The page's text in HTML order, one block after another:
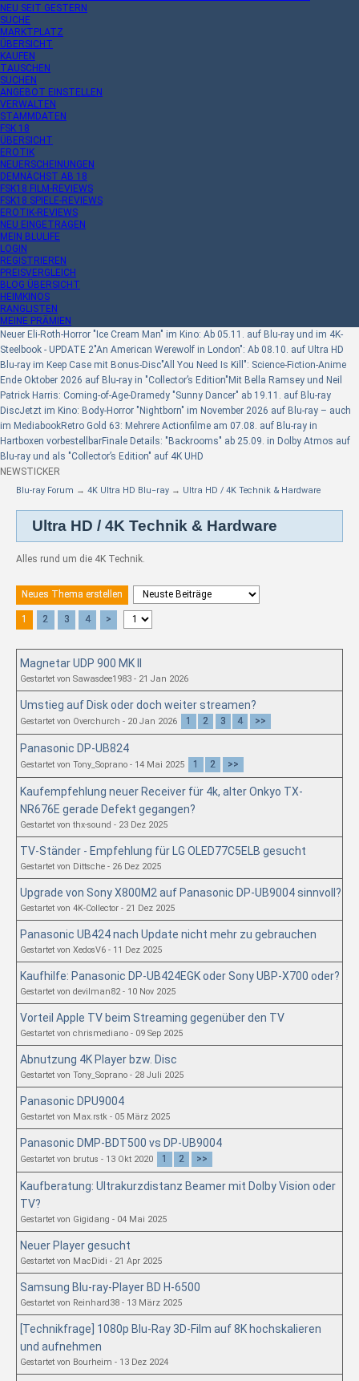
NEU SEIT GESTERN
SUCHE
MARKTPLATZ
ÜBERSICHT
KAUFEN
TAUSCHEN
SUCHEN
ANGEBOT EINSTELLEN
VERWALTEN
STAMMDATEN
FSK 18
ÜBERSICHT
EROTIK
NEUERSCHEINUNGEN
DEMNÄCHST AB 18
FSK18 FILM-REVIEWS
FSK18 SPIELE-REVIEWS
EROTIK-REVIEWS
NEU EINGETRAGEN
MEIN BLULIFE
LOGIN
REGISTRIEREN
PREISVERGLEICH
BLOG ÜBERSICHT
HEIMKINOS
RANGLISTEN
MEINE PRÄMIEN
Neuer Eli-Roth-Horror "Ice Cream Man" im Kino: Ab 05.11. auf Blu-ray und im 4K-
Steelbook - UPDATE 2"An American Werewolf in London": Ab 08.10. auf Ultra HD
Blu-ray im Keep Case mit Bonus-Disc"All You Need Is Kill": Science-Fiction-Anime
Ende Oktober 2026 auf Blu-ray in "Collector’s Edition" Mit Bella Ramsey und Neil
Patrick Harris: Coming-of-Age-Dramedy "Sunny Dancer" ab 19.11. auf Blu-ray
DiscJetzt im Kino: Body-Horror "Nightborn" im November 2026 auf Blu-ray – auch
im MediabookRetro Gold 63: Mehrere Actionfilme am 07.08. auf Blu-ray in
Hartboxen vorbestellbarFinale Details: "Backrooms" ab 25.09. in Dolby Atmos auf
Blu-ray und als "Collector’s Edition" auf 4K UHD
NEWSTICKER
Blu-ray Forum → 4K Ultra HD Blu−ray → Ultra HD / 4K Technik & Hardware
Ultra HD / 4K Technik & Hardware
Alles rund um die 4K Technik.
Neues Thema erstellen
1 2 3 4 >
Magnetar UDP 900 MK II
Gestartet von Sawasdee1983 - 21 Jan 2026
Umstieg auf Disk oder doch weiter streamen?
Gestartet von Overchurch - 20 Jan 2026 1 2 3 4 >>
Panasonic DP-UB824
Gestartet von Tony_Soprano - 14 Mai 2025 1 2 >>
Kaufempfehlung neuer Receiver für 4k, alter Onkyo TX-
NR676E gerade Defekt gegangen?
Gestartet von thx-sound - 23 Dez 2025
TV-Ständer - Empfehlung für LG OLED77C5ELB gesucht
Gestartet von Dittsche - 26 Dez 2025
Upgrade von Sony X800M2 auf Panasonic DP-UB9004 sinnvoll?
Gestartet von 4K-Collector - 21 Dez 2025
Panasonic UB424 nach Update nicht mehr zu gebrauchen
Gestartet von XedosV6 - 11 Dez 2025
Kaufhilfe: Panasonic DP-UB424EGK oder Sony UBP-X700 oder?
Gestartet von devilman82 - 10 Nov 2025
Vorteil Apple TV beim Streaming gegenüber den TV
Gestartet von chrismediano - 09 Sep 2025
Abnutzung 4K Player bzw. Disc
Gestartet von Tony_Soprano - 28 Juli 2025
Panasonic DPU9004
Gestartet von Max.rstk - 05 März 2025
Panasonic DMP-BDT500 vs DP-UB9004
Gestartet von brutus - 13 Okt 2020 1 2 >>
Kaufberatung: Ultrakurzdistanz Beamer mit Dolby Vision oder
TV?
Gestartet von Gigidang - 04 Mai 2025
Neuer Player gesucht
Gestartet von MacDidi - 21 Apr 2025
Samsung Blu-ray-Player BD H-6500
Gestartet von Reinhard38 - 13 März 2025
[Technikfrage] 1080p Blu-Ray 3D-Film auf 8K hochskalieren
und aufnehmen
Gestartet von Bourheim - 13 Dez 2024